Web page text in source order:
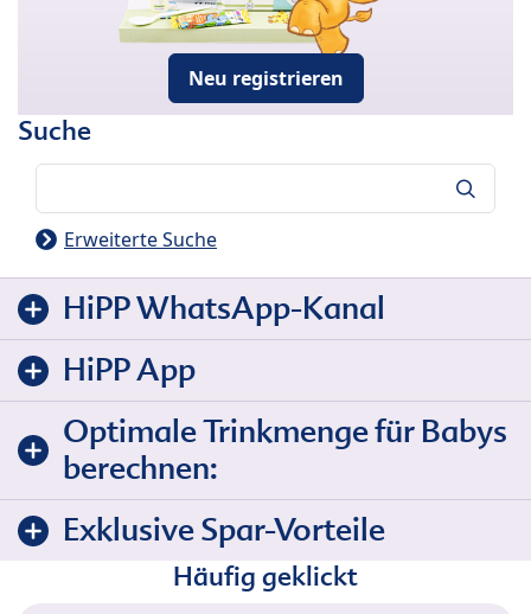
Neu registrieren
Suche
Erweiterte Suche
HiPP WhatsApp-Kanal
HiPP App
Optimale Trinkmenge für Babys
berechnen:
Exklusive Spar-Vorteile
Häufig geklickt